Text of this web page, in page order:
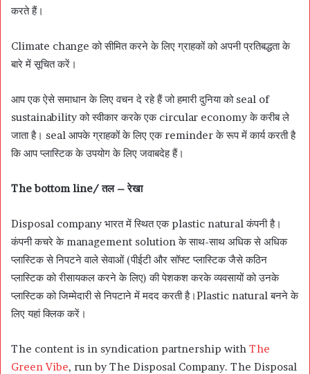
करते हैं।
Climate change को सीमित करने के लिए ग्राहकों को अपनी प्रतिबद्धता के
बारे में सूचित करें।
आप एक ऐसे समाधान के लिए वचन दे रहे हैं जो हमारी दुनिया को seal of
sustainability को स्वीकार करके एक circular economy के करीब ले
जाता है। seal आपके ग्राहकों के लिए एक reminder के रूप में कार्य करती है
कि आप प्लास्टिक के उपयोग के लिए जवाबदेह हैं।
The bottom line/ तल – रेखा
Disposal company भारत में स्थित एक plastic natural कंपनी है।
कंपनी कचरे के management solution के साथ-साथ अधिक से अधिक
प्लास्टिक से निपटने वाले सेवाओं (पीईटी और सॉफ्ट प्लास्टिक जैसे कठिन
प्लास्टिक को रीसायकल करने के लिए) की पेशकश करके व्यवसायों को उनके
प्लास्टिक को जिम्मेदारी से निपटाने में मदद करती है।Plastic natural बनने के
लिए यहां क्लिक करें।
The content is in syndication partnership with The
Green Vibe, run by The Disposal Company. The Disposal